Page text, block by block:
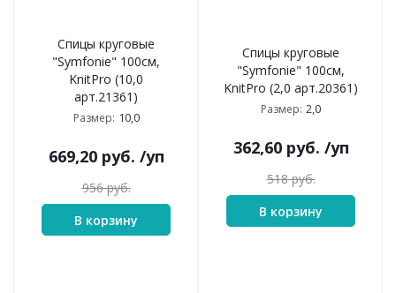
Спицы круговые
"Symfonie" 100см,
KnitPro (10,0
арт.21361)
Размер: 10,0
669,20руб. /уп
956руб.
В корзину
Спицы круговые
"Symfonie" 100см,
KnitPro (2,0 арт.20361)
Размер: 2,0
362,60руб. /уп
518руб.
В корзину